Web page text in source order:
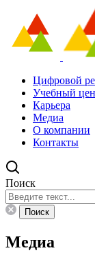
Цифровой
Учебный
Карьера
Медиа
О компании
Контакты
Поиск
Поиск
Медиа